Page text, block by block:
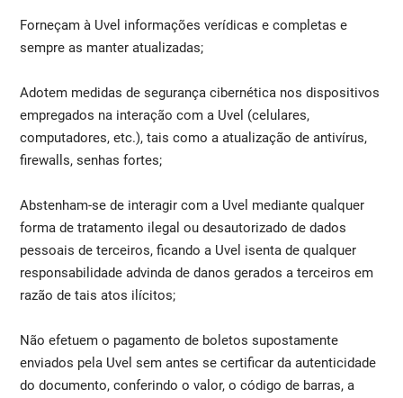
Forneçam à Uvel informações verídicas e completas e
sempre as manter atualizadas;
Adotem medidas de segurança cibernética nos dispositivos
empregados na interação com a Uvel (celulares,
computadores, etc.), tais como a atualização de antivírus,
firewalls, senhas fortes;
Abstenham-se de interagir com a Uvel mediante qualquer
forma de tratamento ilegal ou desautorizado de dados
pessoais de terceiros, ficando a Uvel isenta de qualquer
responsabilidade advinda de danos gerados a terceiros em
razão de tais atos ilícitos;
Não efetuem o pagamento de boletos supostamente
enviados pela Uvel sem antes se certificar da autenticidade
do documento, conferindo o valor, o código de barras, a